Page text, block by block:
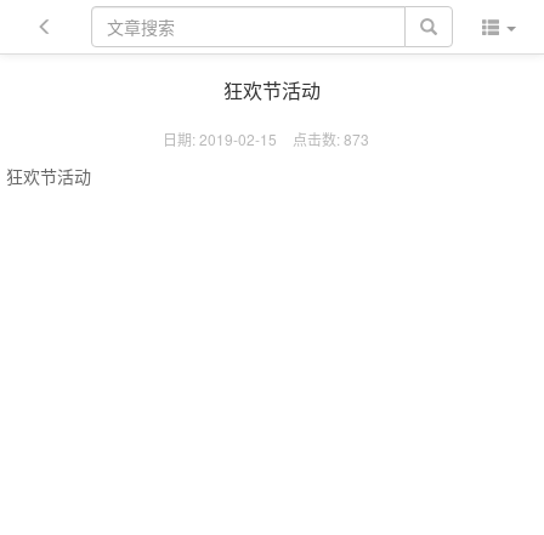
狂欢节活动
日期: 2019-02-15 点击数: 873
狂欢节活动